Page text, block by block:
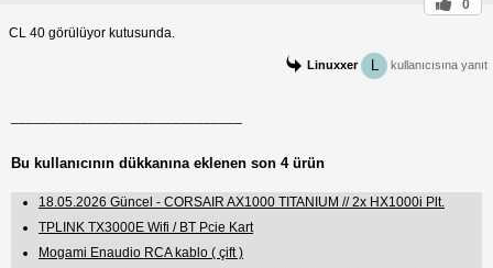
0
CL 40 görülüyor kutusunda.
Linuxxer kullanıcısına yanıt
Bu kullanıcının dükkanına eklenen son 4 ürün
18.05.2026 Güncel - CORSAIR AX1000 TITANIUM // 2x HX1000i Plt.
TPLINK TX3000E Wifi / BT Pcie Kart
Mogami Enaudio RCA kablo ( çift )